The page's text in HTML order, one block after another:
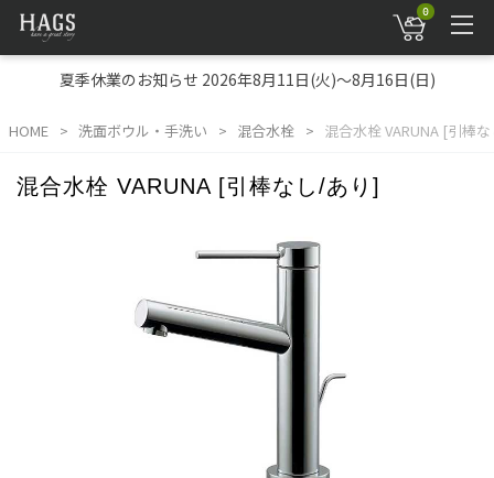
0
夏季休業のお知らせ 2026年8月11日(火)～8月16日(日)
HOME 洗面ボウル・手洗い 混合水栓 混合水栓 VARUNA [引棒
混合水栓 VARUNA [引棒なし/あり]